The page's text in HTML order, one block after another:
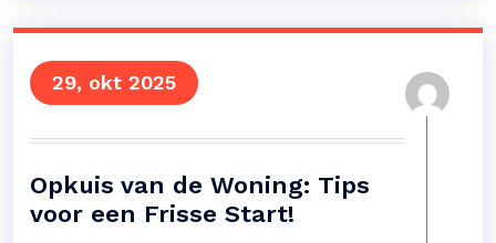
29, okt 2025
Opkuis van de Woning: Tips
voor een Frisse Start!